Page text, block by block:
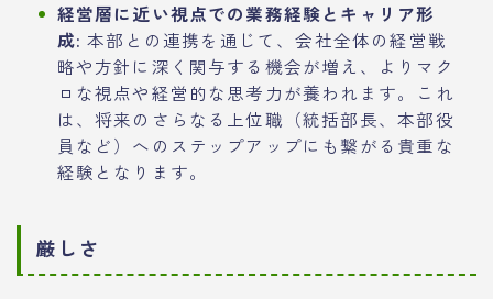
経営層に近い視点での業務経験とキャリア形
成: 本部との連携を通じて、会社全体の経営戦
略や方針に深く関与する機会が増え、よりマク
ロな視点や経営的な思考力が養われます。これ
は、将来のさらなる上位職（統括部長、本部役
員など）へのステップアップにも繋がる貴重な
経験となります。
厳しさ